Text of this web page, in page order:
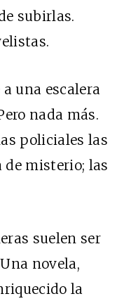
subirlas.
una escalera
nada más.
policiales las
de misterio; las
suelen ser
novela,
la